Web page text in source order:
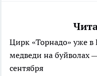
Цирк «Торнадо» уже в
медведи на буйволах
сентября